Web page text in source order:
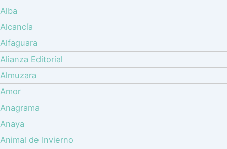
Alba
Alcancía
Alfaguara
Alianza Editorial
Almuzara
Amor
Anagrama
Anaya
Animal de Invierno